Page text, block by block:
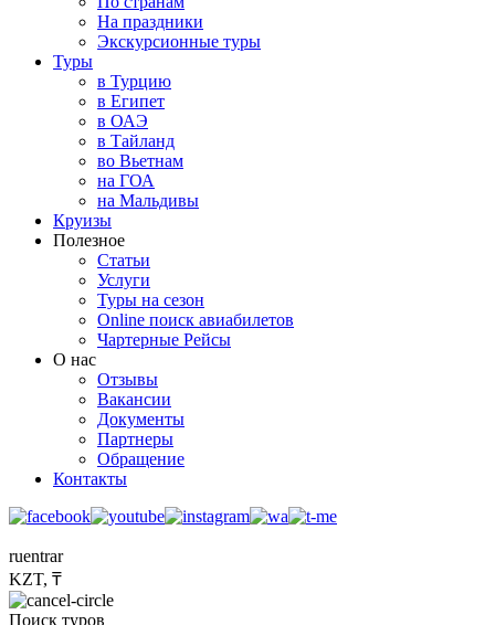
На праздники
Экскурсионные туры
Туры
в Турцию
в Египет
в ОАЭ
в Тайланд
во Вьетнам
на ГОА
на Мальдивы
Круизы
Полезное
Статьи
Услуги
Туры на сезон
Online поиск авиабилетов
Чартерные Рейсы
О нас
Отзывы
Вакансии
Документы
Партнеры
Обращение
Контакты
ruentrar
KZT, ₸
Поиск туров